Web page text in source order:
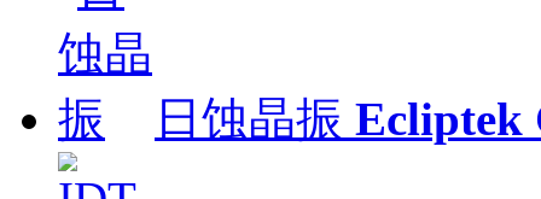
日蚀晶振 Ecliptek